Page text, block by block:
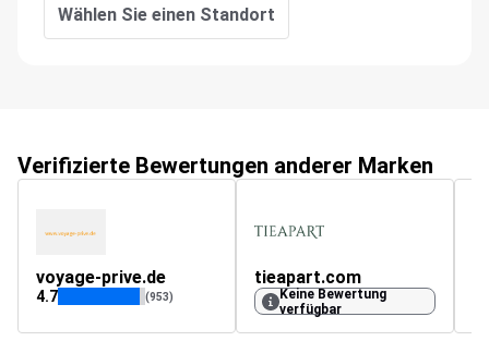
Wählen Sie einen Standort
Verifizierte Bewertungen anderer Marken
voyage-prive.de
4.7 (953)
tieapart.com
Keine Bewertung
verfügbar